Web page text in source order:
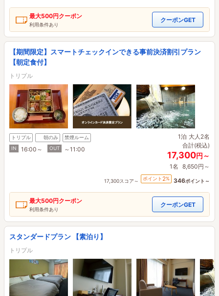
最大500円クーポン
利用条件あり
クーポンGET
【期間限定】スマートチェックインできる事前決済割引プラン
【朝定食付】
トリプル
トリプル 朝のみ
禁煙ルーム
IN
16:00～ OUT ～11:00
1泊 大人2名
合計(税込)
17,300円～
1名 8,650円～
17,300スコア～ ポイント 2% 346ポイント～
最大500円クーポン
利用条件あり
クーポンGET
スタンダードプラン 【素泊り】
トリプル